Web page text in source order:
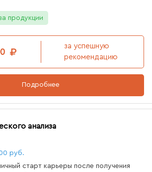
продукции
за успешную
рекомендацию
Подробнее
анализа
руб.
старт карьеры после получения